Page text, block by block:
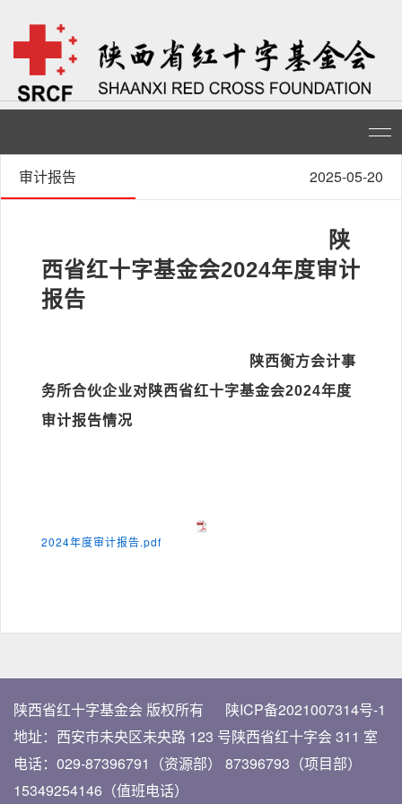
审计报告 2025-05-20
陕
西省红十字基金会2024年度审计
报告
陕西衡方会计事
务所合伙企业对陕西省红十字基金会2024年度
审计报告情况
2024年度审计报告.pdf
陕西省红十字基金会 版权所有
陕ICP备2021007314号-1
地址：西安市未央区未央路 123 号陕西省红十字会 311 室
电话：029-87396791（资源部）
87396793（项目部）
15349254146（值班电话）